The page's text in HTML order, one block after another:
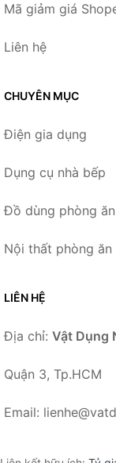
Mã giảm giá
Liên hệ
CHUYÊN MỤC
Điện gia dụng
Dụng cụ nhà bếp
Đồ dùng phòng ăn
Nội thất phòng ăn
LIÊN HỆ
Địa chỉ: Vật Dụng
Quận 3, Tp.HCM
Email: